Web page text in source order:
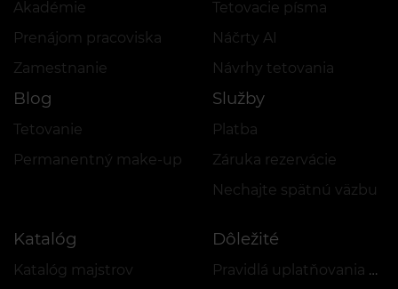
Akadémie
Prenájom pracoviska
Zamestnanie
Tetovacie písma
Náčrty AI
Návrhy tetovania
Blog
Tetovanie
Permanentný make-up
Služby
Platba
Záruka rezervácie
Nechajte spätnú väzbu
Katalóg
Katalóg majstrov
Dôležité
Pravidlá uplatňovania akcií a VEAN COINS